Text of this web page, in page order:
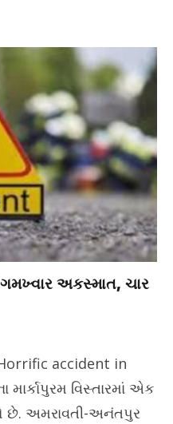
અકસ્માત, ચાર
accident in
વિસ્તારમાં એક
છે. અમરાવતી-અનંતપુર